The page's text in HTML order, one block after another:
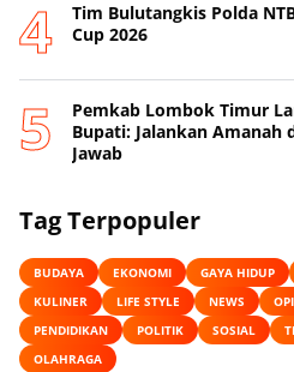
Tim Bulutangkis Polda
Cup 2026
Pemkab Lombok Timur
Bupati: Jalankan Amanah
Jawab
Tag Terpopuler
BUDAYA EKONOMI GAYA HIDUP
KULINER
LIFE STYLE NEWS
PENDIDIKAN
POLITIK SOSIAL
OLAHRAGA